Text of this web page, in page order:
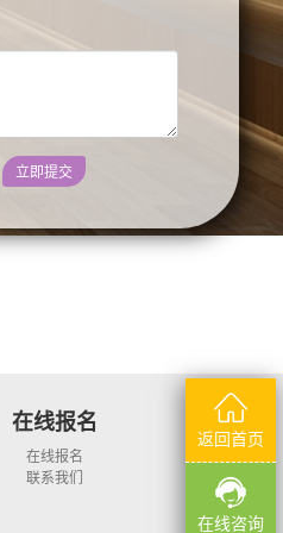
立即提交
返回首页
在线咨询
在线报名
在线报名
联系我们